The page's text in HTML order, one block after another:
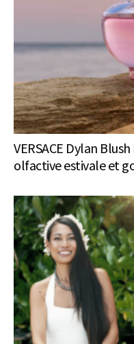
VERSACE Dylan
olfactive estivale et